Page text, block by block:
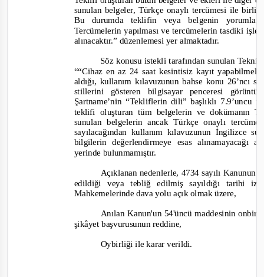
sunulan belgeler, Türkçe onaylı tercümesi ile
Bu durumda teklifin veya belgenin
Tercümelerin yapılması ve tercümelerin tasdiki
alınacaktır.” düzenlemesi yer almaktadır.
Söz konusu istekli tarafından sunulan
““Cihaz en az 24 saat kesintisiz kayıt
aldığı, kullanım kılavuzunun bahse konu 26’ncı
stillerini gösteren bilgisayar penceresi
Şartname’nin “Tekliflerin dili” başlıklı 7.9’uncu
teklifi oluşturan tüm belgelerin ve dokümanın
sunulan belgelerin ancak Türkçe onaylı
sayılacağından kullanım kılavuzunun İngilizce
bilgilerin değerlendirmeye esas alınamayacağı
yerinde bulunmamıştır.
Açıklanan nedenlerle, 4734 sayılı
edildiği veya tebliğ edilmiş sayıldığı tarihi
Mahkemelerinde dava yolu açık olmak üzere,
Anılan Kanun'un 54'üncü maddesinin
şikâyet başvurusunun reddine,
Oybirliğiile karar verildi.